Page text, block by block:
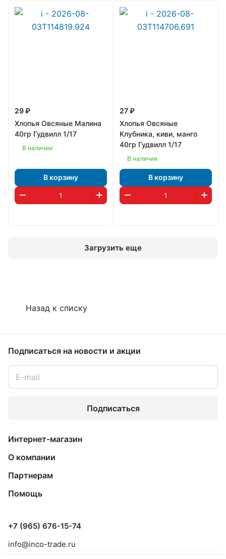
29 ₽
Хлопья Овсяные Малина
40гр Гудвилл 1/17
В наличии
В корзину
27 ₽
Хлопья Овсяные
Клубника, киви, манго
40гр Гудвилл 1/17
В наличии
В корзину
Загрузить еще
Назад к списку
Подписаться на новости и акции
Подписаться
Интернет-магазин
О компании
Партнерам
Помощь
+7 (965) 676-15-74
info@inco-trade.ru